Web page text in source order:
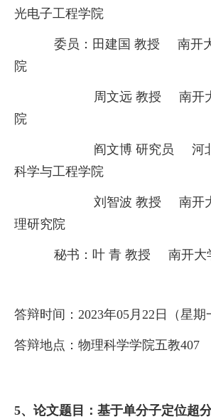
光电子工程学院
委员： 田建国 教授
南开
院
周文远 教授
南开
院
阎文博 研究员
河
科学与工程学院
刘智波 教授
南开
理研究院
秘书： 叶 青 教授 南开大
答辩时间： 2023年05月 22 日（星期
答辩地点： 物理科学学院五教407
5、论文题目： 基于单分子定位超